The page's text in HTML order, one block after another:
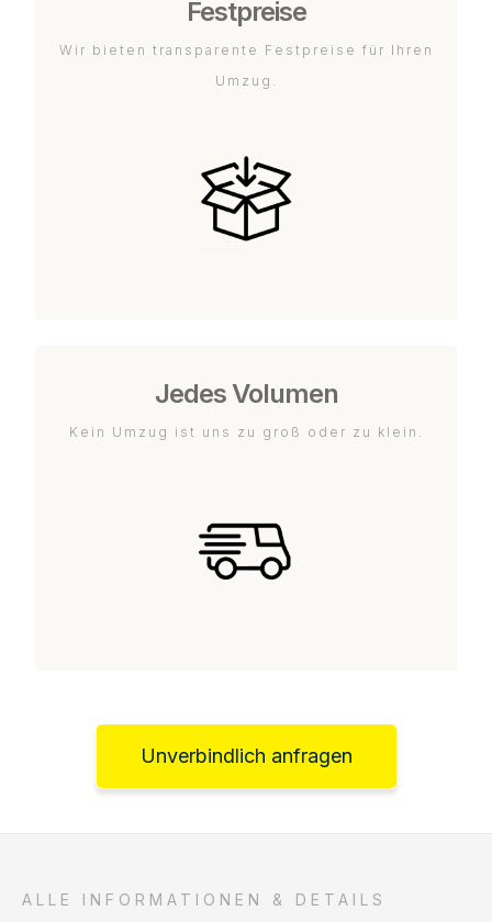
Festpreise
Wir bieten transparente Festpreise für Ihren
Umzug.
Jedes Volumen
Kein Umzug ist uns zu groß oder zu klein.
Unverbindlich anfragen
ALLE INFORMATIONEN & DETAILS